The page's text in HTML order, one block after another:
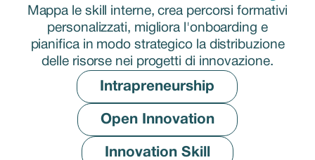
Mappa le skill interne, crea percorsi formativi
personalizzati, migliora l'onboarding e
pianifica in modo strategico la distribuzione
delle risorse nei progetti di innovazione.
Intrapreneurship
Open Innovation
Innovation Skill